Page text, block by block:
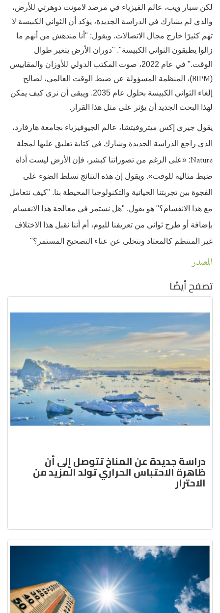
لكن سبار ويب، عالم الفيزياء في مرصد لامونت دوهرتي للأرض،
والذي لم يشارك في الدراسة الجديدة، يؤكد أن الثواني الكبيسة لا
تهم كثيرًا خارج مجال الاتصالات. ويقول: "أنا مندهش من أنهم ما
زالوا يطبقون الثواني الكبيسة". "دوران الأرض يتغير طوال
الوقت." في عام 2022، صوت المكتب الدولي للأوزان والمقاييس
(
BIPM)، المنظمة المسؤولة عن ضبط الوقت العالمي، لصالح
إلغاء الثواني الكبيسة بحلول عام 2035. ويبقى أن نرى كيف يمكن
لهذا البحث الجديد أن يؤثر على مثل هذا القرار.
يقول جيري إكس ميتروفيتشا، عالم الجيوفيزياء بجامعة هارفارد،
الذي راجع الدراسة الجديدة وشارك في كتابة تعليق عليها لمجلة
Nature: «على الرغم من تصوراتنا كبشر، فإن الأرض ليست أداة
ضبط مثالية للوقت». ويقول إن هذه النتائج تسلط الضوء على
الفجوة بين تجربتنا الحياتية والتكنولوجيا المحيطة بنا. "كيف نتعامل
مع هذا الانقسام؟" هو يقول. "هل نستمر في معالجة هذا الانقسام
بإضافة أو طرح ثواني من تعريفنا لليوم، أم أننا نقبل هذا الاختلاف
غير المنتظم كالمعتاد ونتخلى عن عناء التصحيح المستمر؟"
المصدر
تصفح أيضًا
دراسة جديدة عن المناخ تتوصل إلى أن
ظاهرة الاحتباس الحراري تولد المزيد من
الاحترار